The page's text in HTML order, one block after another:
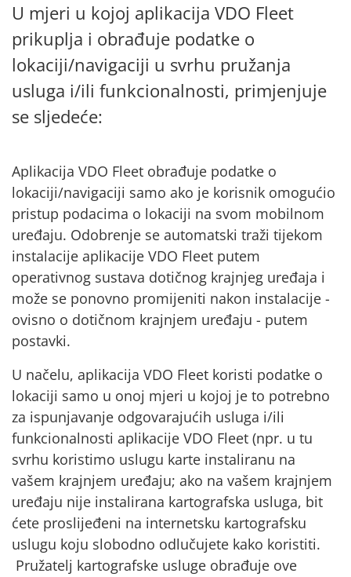
U mjeri u kojoj aplikacija VDO Fleet
prikuplja i obrađuje podatke o
lokaciji/navigaciji u svrhu pružanja
usluga i/ili funkcionalnosti, primjenjuje
se sljedeće:
Aplikacija VDO Fleet obrađuje podatke o
lokaciji/navigaciji samo ako je korisnik omogućio
pristup podacima o lokaciji na svom mobilnom
uređaju. Odobrenje se automatski traži tijekom
instalacije aplikacije VDO Fleet putem
operativnog sustava dotičnog krajnjeg uređaja i
može se ponovno promijeniti nakon instalacije -
ovisno o dotičnom krajnjem uređaju - putem
postavki.
U načelu, aplikacija VDO Fleet koristi podatke o
lokaciji samo u onoj mjeri u kojoj je to potrebno
za ispunjavanje odgovarajućih usluga i/ili
funkcionalnosti aplikacije VDO Fleet (npr. u tu
svrhu koristimo uslugu karte instaliranu na
vašem krajnjem uređaju; ako na vašem krajnjem
uređaju nije instalirana kartografska usluga, bit
ćete proslijeđeni na internetsku kartografsku
uslugu koju slobodno odlučujete kako koristiti.
Pružatelj kartografske usluge obrađuje ove